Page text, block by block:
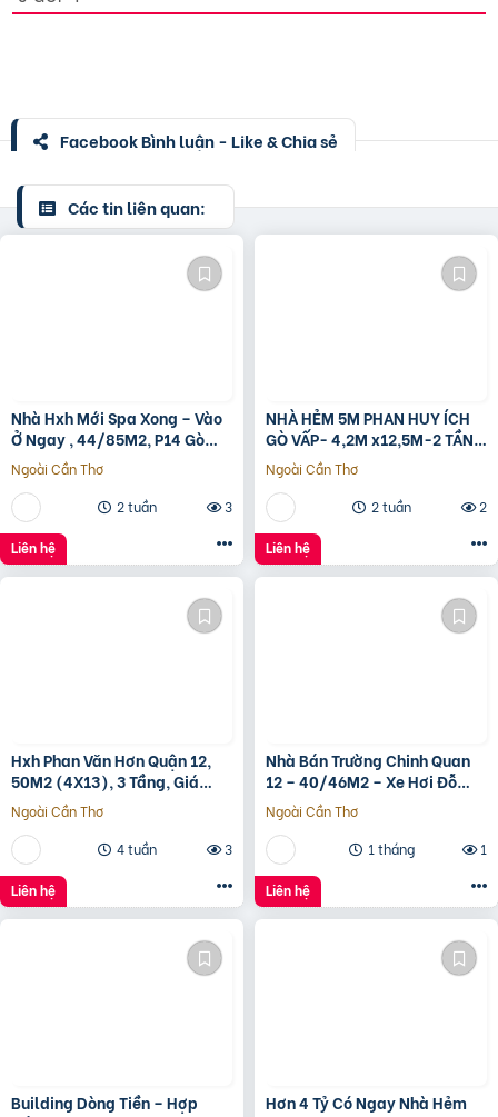
Facebook Bình luận - Like & Chia sẻ
Các tin liên quan:
Nhà Hxh Mới Spa Xong – Vào
Ở Ngay , 44/85M2, P14 Gò
Vấp, Giá 4.X Tỷ
Ngoài Cần Thơ
2 tuần
3
Liên hệ
NHÀ HẺM 5M PHAN HUY ÍCH
GÒ VẤP- 4,2M x12,5M-2 TẦNG
– GIÁ 4,4 TỶ
Ngoài Cần Thơ
2 tuần
2
Liên hệ
Hxh Phan Văn Hơn Quận 12,
50M2 (4X13), 3 Tầng, Giá
4.96 Tỷ
Ngoài Cần Thơ
4 tuần
3
Liên hệ
Nhà Bán Trường Chinh Quan
12 – 40/46M2 – Xe Hơi Đỗ
Cửa – 3.1 Tỷ
Ngoài Cần Thơ
1 tháng
1
Liên hệ
Building Dòng Tiền – Hợp
Hơn 4 Tỷ Có Ngay Nhà Hẻm